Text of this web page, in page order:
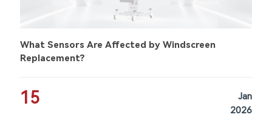
What Sensors Are Affected by Windscreen
Replacement?
15
Jan
2026